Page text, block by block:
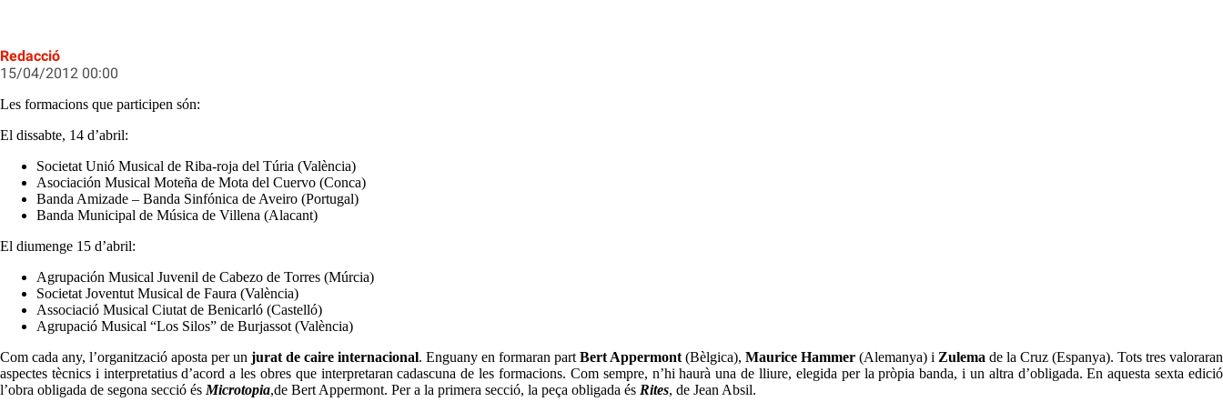
Redacció
15/04/2012 00:00
Les formacions que participen són:
El dissabte, 14 d’abril:
Societat Unió Musical de Riba-roja del Túria (València)
Asociación Musical Moteña de Mota del Cuervo (Conca)
Banda Amizade – Banda Sinfónica de Aveiro (Portugal)
Banda Municipal de Música de Villena (Alacant)
El diumenge 15 d’abril:
Agrupación Musical Juvenil de Cabezo de Torres (Múrcia)
Societat Joventut Musical de Faura (València)
Associació Musical Ciutat de Benicarló (Castelló)
Agrupació Musical “Los Silos” de Burjassot (València)
Com cada any, l’organització aposta per un jurat de caire internacional. Enguany en formaran partBert Appermont(Bèlgica), Maurice Hammer (Alemanya) i Zulema de la Cruz (Espanya). Tots tres valoraran
aspectes tècnics i interpretatius d’acord a les obres que interpretaran cadascuna de les formacions. Com sempre, n’hi haurà una de lliure, elegida per la pròpia banda, i un altra d’obligada. En aquesta sexta edició
l’obra obligada de segona secció ésMicrotopia,de Bert Appermont. Per a la primera secció, la peça obligada és Rites, de Jean Absil.